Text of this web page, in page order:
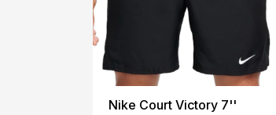
Nike Court Victory 7''